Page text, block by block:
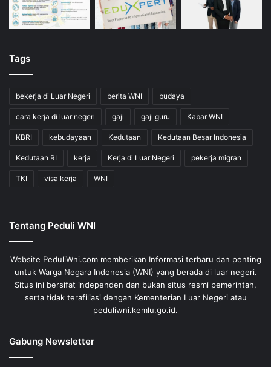
Tags
bekerja di Luar Negeri berita WNI budaya
cara kerja di luar negeri gaji gaji guru Kabar WNI
KBRI kebudayaan Kedutaan Kedutaan Besar Indonesia
Kedutaan RI kerja Kerja di Luar Negeri pekerja migran
TKI visa kerja WNI
Tentang Peduli WNI
Website PeduliWni.com memberikan Informasi terbaru dan penting
untuk Warga Negara Indonesia (WNI) yang berada di luar negeri.
Situs ini bersifat independen dan bukan situs resmi pemerintah,
serta tidak terafiliasi dengan Kementerian Luar Negeri atau
peduliwni.kemlu.go.id.
Gabung Newsletter